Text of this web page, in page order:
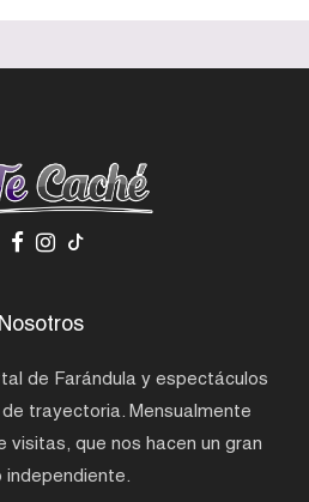
Nosotros
de Farándula y espectáculos
trayectoria. Mensualmente
visitas, que nos hacen un gran
independiente.